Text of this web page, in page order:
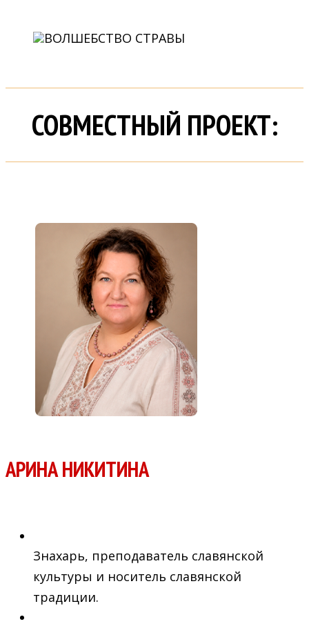
СОВМЕСТНЫЙ ПРОЕКТ:
АРИНА НИКИТИНА
Знахарь, преподаватель славянской
культуры и носитель славянской
традиции.